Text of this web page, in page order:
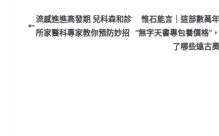
流感進進高發期 兒科森和診
所家醫科專家教你預防妙招
惟石能言｜這部數萬
“無字天書專包養價格”
了哪些遠古